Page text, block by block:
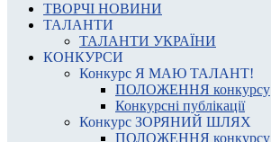
ТВОРЧІ НОВИНИ
ТАЛАНТИ
ТАЛАНТИ УКРАЇНИ
КОНКУРСИ
Конкурс Я МАЮ ТАЛАНТ!
ПОЛОЖЕННЯ конкурсу
Конкурсні публікації
Конкурс ЗОРЯНИЙ ШЛЯХ
ПОЛОЖЕННЯ конкурсу